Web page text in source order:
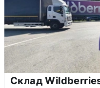
Склад